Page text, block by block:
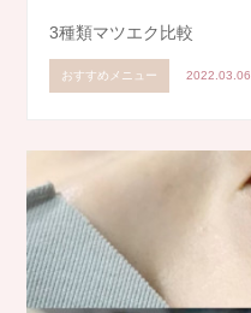
3種類マツエク比較
おすすめメニュー 2022.03.06